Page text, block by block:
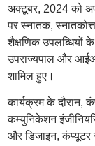
अक्टूबर, 2024 को
पर स्नातक,
शैक्षणिक उपलब्धियों
उपराज्यपाल और
शामिल हुए।
कार्यक्रम के दौरान,
कम्युनिकेशन
और डिजाइन, कंप्यूटर